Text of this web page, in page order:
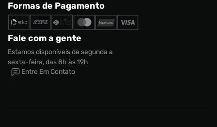
Formas de Pagamento
Fale com a gente
Estamos disponíveis de segunda a
sexta-feira, das 8h às 19h
Entre Em Contato